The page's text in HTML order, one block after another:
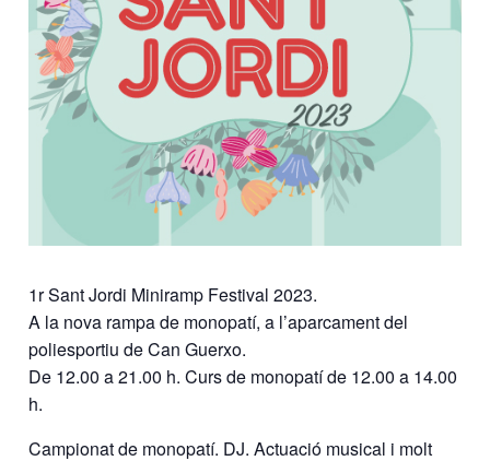
1r Sant Jordi Miniramp Festival 2023.
A la nova rampa de monopatí, a l’aparcament del
poliesportiu de Can Guerxo.
De 12.00 a 21.00 h. Curs de monopatí de 12.00 a 14.00
h.
Campionat de monopatí. DJ. Actuació musical i molt